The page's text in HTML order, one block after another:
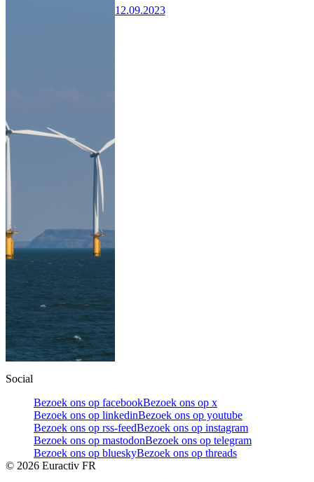
12.09.2023
Social
Bezoek ons op facebookBezoek ons op x
Bezoek ons op linkedinBezoek ons op youtube
Bezoek ons op rss-feedBezoek ons op instagram
Bezoek ons op mastodonBezoek ons op telegram
Bezoek ons op blueskyBezoek ons op threads
© 2026 Euractiv FR